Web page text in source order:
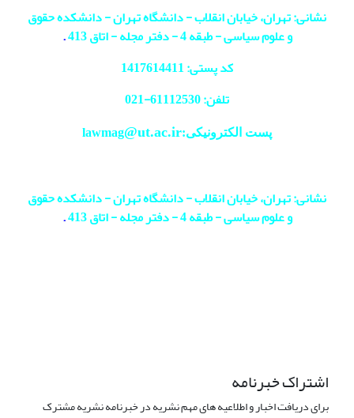
نشانی: تهران، خیابان انقلاب - دانشگاه تهران - دانشکده حقوق
و علوم سیاسی - طبقه 4 - دفتر مجله - اتاق 413
.
کد پستی: 1417614411
تلفن: 61112530-
021
پست الکترونیکی:lawmag@ut.ac.ir
نشانی: تهران، خیابان انقلاب - دانشگاه تهران - دانشکده حقوق
و علوم سیاسی - طبقه 4 - دفتر مجله - اتاق 413
.
اشتراک خبرنامه
برای دریافت اخبار و اطلاعیه های مهم نشریه در خبرنامه نشریه مشترک